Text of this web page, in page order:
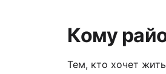
Кому
Тем, кто хочет